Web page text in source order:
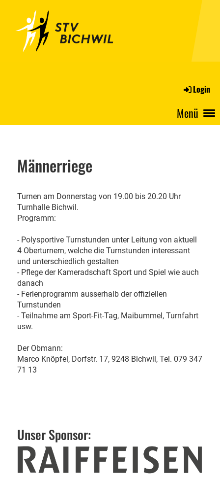
Login
Menü
Männerriege
Turnen am Donnerstag von 19.00 bis 20.20 Uhr
Turnhalle Bichwil.
Programm:
- Polysportive Turnstunden unter Leitung von aktuell
4 Oberturnern, welche die Turnstunden interessant
und unterschiedlich gestalten
- Pflege der Kameradschaft Sport und Spiel wie auch
danach
- Ferienprogramm ausserhalb der offiziellen
Turnstunden
- Teilnahme am Sport-Fit-Tag, Maibummel, Turnfahrt
usw.
Der Obmann:
Marco Knöpfel, Dorfstr. 17, 9248 Bichwil, Tel. 079 347
71 13
Unser Sponsor: